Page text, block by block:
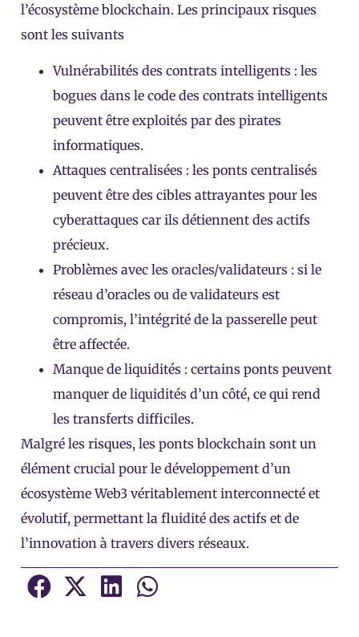
l’écosystème blockchain. Les principaux risques
sont les suivants
Vulnérabilités des contrats intelligents : les
bogues dans le code des contrats intelligents
peuvent être exploités par des pirates
informatiques.
Attaques centralisées : les ponts centralisés
peuvent être des cibles attrayantes pour les
cyberattaques car ils détiennent des actifs
précieux.
Problèmes avec les oracles/validateurs : si le
réseau d’oracles ou de validateurs est
compromis, l’intégrité de la passerelle peut
être affectée.
Manque de liquidités : certains ponts peuvent
manquer de liquidités d’un côté, ce qui rend
les transferts difficiles.
Malgré les risques, les ponts blockchain sont un
élément crucial pour le développement d’un
écosystème Web3 véritablement interconnecté et
évolutif, permettant la fluidité des actifs et de
l’innovation à travers divers réseaux.